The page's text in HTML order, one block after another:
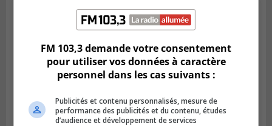
LONGUEUIL
Publié le 4 août 2026 à 08h28
Longueuil demande de reporter une
élection partielle
FM 103,3 demande votre consentement
pour utiliser vos données à caractère
personnel dans les cas suivants :
Publicités et contenu personnalisés, mesure de
performance des publicités et du contenu, études
d’audience et développement de services